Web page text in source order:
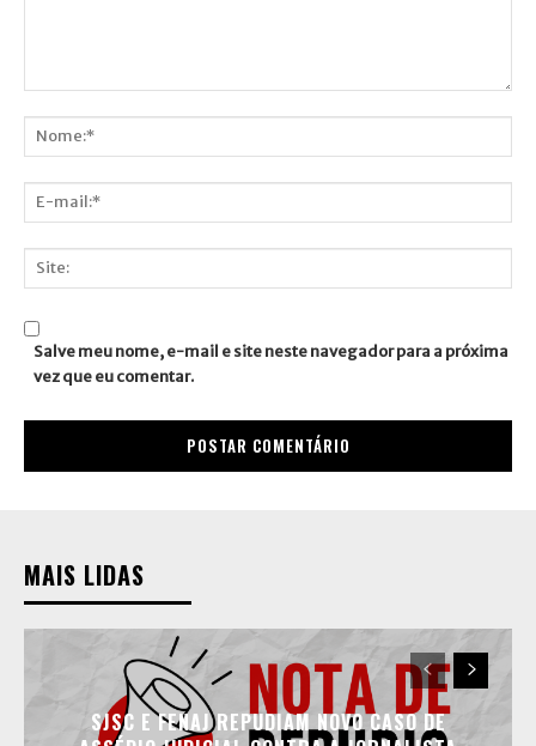
mail:*
Salve meu nome, e-mail e site neste navegador para a próxima
vez que eu comentar.
MAIS LIDAS
SJSC E FENAJ REPUDIAM NOVO CASO DE